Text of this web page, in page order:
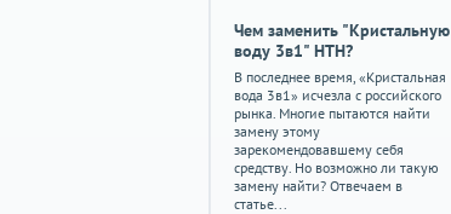
Чем заменить "Кристальную
воду 3в1" HTH?
В последнее время, «Кристальная
вода 3в1» исчезла с российского
рынка. Многие пытаются найти
замену этому
зарекомендовавшему себя
средству. Но возможно ли такую
замену найти? Отвечаем в
статье...